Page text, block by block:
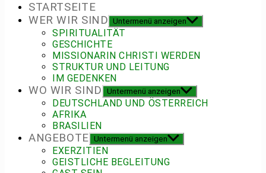
STARTSEITE
WER WIR SIND
Untermenü anzeigen
SPIRITUALITÄT
GESCHICHTE
MISSIONARIN CHRISTI WERDEN
STRUKTUR UND LEITUNG
IM GEDENKEN
WO WIR SIND Untermenü anzeigen
DEUTSCHLAND UND ÖSTERREICH
AFRIKA
BRASILIEN
ANGEBOTE Untermenü anzeigen
EXERZITIEN
GEISTLICHE BEGLEITUNG